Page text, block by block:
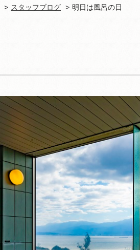
スタッフブログ 明日は風呂の日